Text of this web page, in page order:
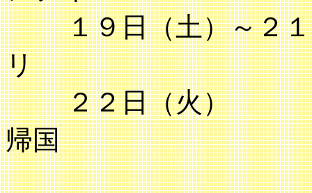
１９日（土）～２
リ
２２
帰国